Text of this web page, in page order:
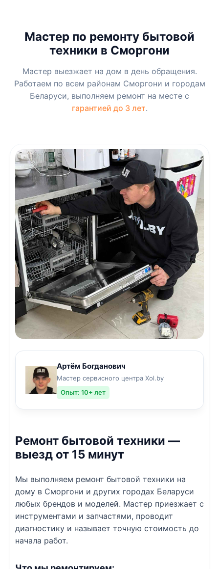
Мастер по ремонту бытовой
техники в Сморгони
Мастер выезжает на дом в день обращения.
Работаем по всем районам Сморгони и городам
Беларуси, выполняем ремонт на месте с
гарантией до 3 лет.
Артём Богданович
Мастер сервисного центра Xol.by
Опыт: 10+ лет
Ремонт бытовой техники —
выезд от 15 минут
Мы выполняем ремонт бытовой техники на
дому в Сморгони и других городах Беларуси
любых брендов и моделей. Мастер приезжает с
инструментами и запчастями, проводит
диагностику и называет точную стоимость до
начала работ.